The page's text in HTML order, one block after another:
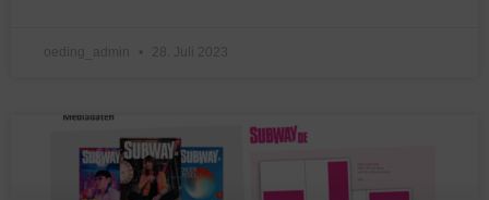
oeding_admin 28. Juli 2023